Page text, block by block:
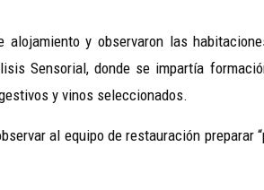
y observaron las
Sensorial, donde se impartía
y vinos seleccionados.
al equipo de restauración preparar